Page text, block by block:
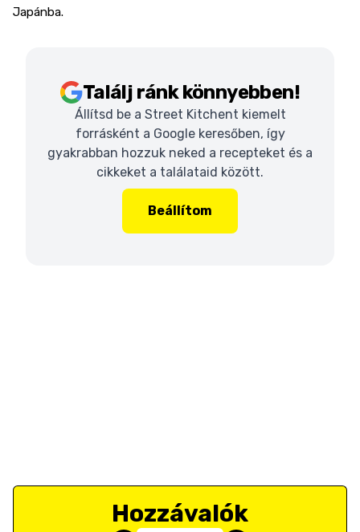
Japánba.
Találj ránk könnyebben!
Állítsd be a Street Kitchent kiemelt
forrásként a Google keresőben, így
gyakrabban hozzuk neked a recepteket és a
cikkeket a találataid között.
Beállítom
Hozzávalók